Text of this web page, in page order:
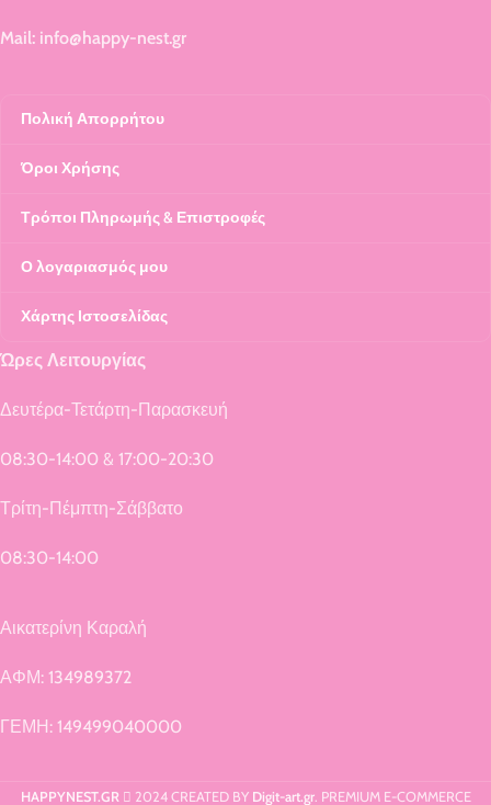
Mail: info@happy-nest.gr
Πολική Απορρήτου
Όροι Χρήσης
Τρόποι Πληρωμής & Επιστροφές
Ο λογαριασμός μου
Χάρτης Ιστοσελίδας
Ώρες Λειτουργίας
Δευτέρα-Τετάρτη-Παρασκευή
08:30-14:00 & 17:00-20:30
Τρίτη-Πέμπτη-Σάββατο
08:30-14:00
Αικατερίνη Καραλή
ΑΦΜ: 134989372
ΓΕΜΗ: 149499040000
HAPPYNEST.GR 2024 CREATED BY Digit-art.gr. PREMIUM E-COMMERCE